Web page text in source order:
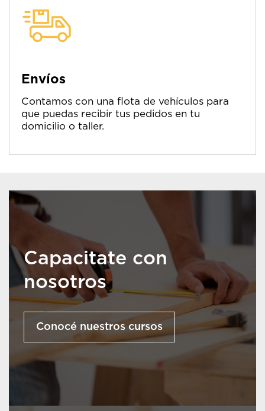
Envíos
Contamos con una flota de vehículos para
que puedas recibir tus pedidos en tu
domicilio o taller.
Capacitate con
nosotros
Conocé nuestros cursos